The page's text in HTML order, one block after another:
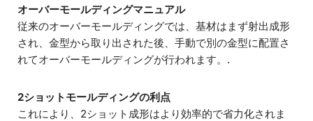
オーバーモールディングマニュアル
従来のオーバーモールディングでは、基材はまず射出成形
され、金型から取り出された後、手動で別の金型に配置さ
れてオーバーモールディングが行われます。.
2ショットモールディングの利点
これにより、2ショット成形はより効率的で省力化されま